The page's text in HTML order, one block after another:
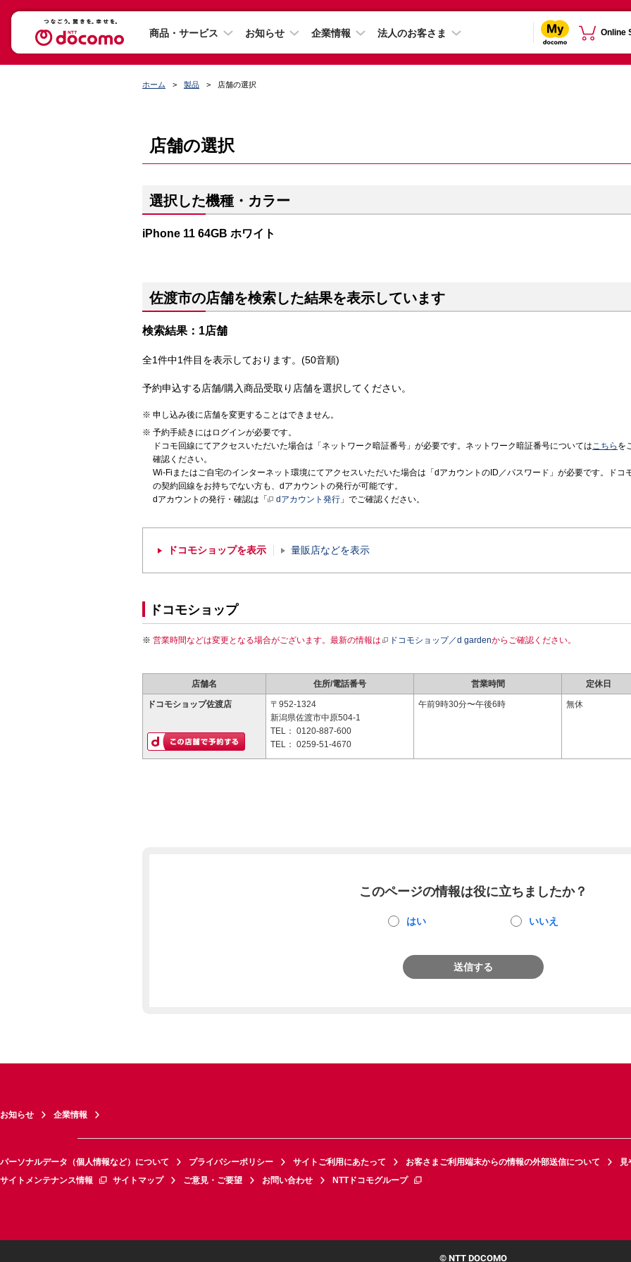
商品・サービス お知らせ 企業情報 法人のお客さま Online
ホーム 製品 店舗の選択
店舗の選択
選択した機種・カラー
iPhone 11 64GB ホワイト
佐渡市の店舗を検索した結果を表示しています
検索結果：1店舗
全1件中1件目を表示しております。(50音順)
予約申込する店舗/購入商品受取り店舗を選択してください。
申し込み後に店舗を変更することはできません。
予約手続きにはログインが必要です。
ドコモ回線にてアクセスいただいた場合は「ネットワーク暗証番号」が必要です。ネットワーク暗証番号についてはこちら を
確認ください。
Wi-Fiまたはご自宅のインターネット環境にてアクセスいただいた場合は「dアカウントのID／パスワード」が必要です。ドコ
の契約回線をお持ちでない方も、dアカウントの発行が可能です。
dアカウントの発行・確認は「
dアカウント発行 」でご確認ください。
ドコモショップを表示 量販店などを表示
ドコモショップ
営業時間などは変更となる場合がございます。最新の情報は ドコモショップ／d gardenからご確認ください。
店舗名 住所/電話番号 営業時間 定休日
ドコモショップ佐渡店
〒952-1324
新潟県佐渡市中原504-1
TEL： 0120-887-600
TEL： 0259-51-4670
午前9時30分〜午後6時 無休
このページの情報は役に立ちましたか？
はい いいえ
送信する
お知らせ 企業情報
パーソナルデータ（個人情報など）について プライバシーポリシー サイトご利用にあたって お客さまご利用端末からの情報の外部送信について
見
サイトメンテナンス情報
サイトマップ ご意見・ご要望 お問い合わせ NTTドコモグループ
© NTT DOCOMO